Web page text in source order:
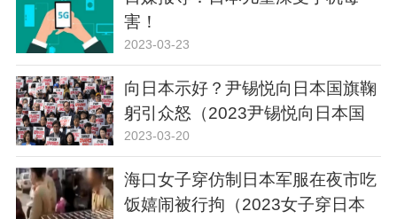
害！
2023-03-23
向日本示好？尹锡悦向日本国旗鞠
躬引众怒（2023尹锡悦向日本国
旗鞠躬）
2023-03-20
海口女子穿仿制日本军服在夜市吃
饭嬉闹被行拘（2023女子穿日本